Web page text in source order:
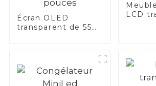
Écran OLED
transparent de 55
LCD